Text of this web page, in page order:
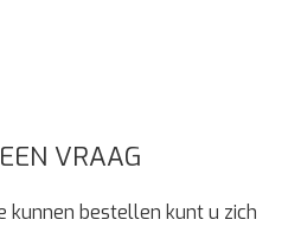
VRAAG
kunnen bestellen kunt u zich